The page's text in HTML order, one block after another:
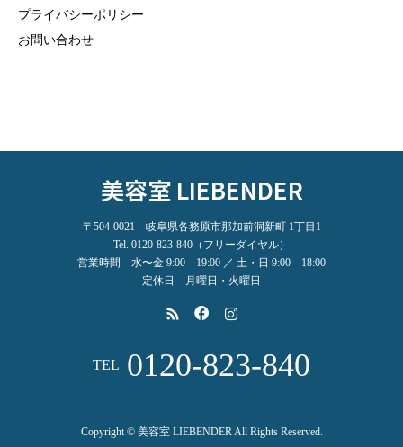
プライバシーポリシー
お問い合わせ
美容室 LIEBENDER
〒504-0021 岐阜県各務原市那加前洞新町 1丁目1
Tel. 0120-823-840（フリーダイヤル）
営業時間 水〜金 9:00 – 19:00 ／ 土・日 9:00 – 18:00
定休日 月曜日・火曜日
TEL 0120-823-840
Copyright © 美容室 LIEBENDER All Rights Reserved.